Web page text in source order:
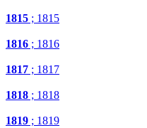
1815 ; 1815
1816 ; 1816
1817 ; 1817
1818 ; 1818
1819 ; 1819